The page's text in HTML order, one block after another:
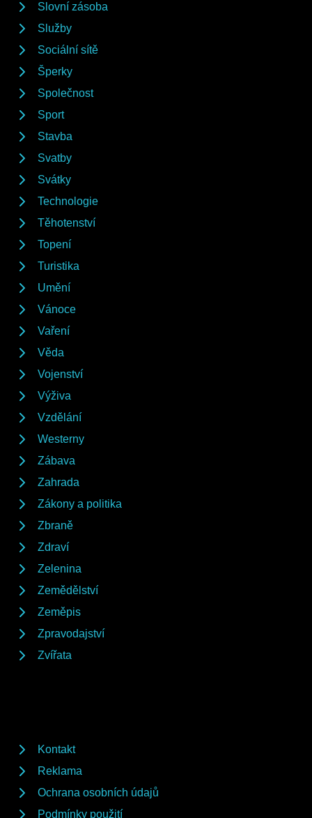
Slovní zásoba
Služby
Sociální sítě
Šperky
Společnost
Sport
Stavba
Svatby
Svátky
Technologie
Těhotenství
Topení
Turistika
Umění
Vánoce
Vaření
Věda
Vojenství
Výživa
Vzdělání
Westerny
Zábava
Zahrada
Zákony a politika
Zbraně
Zdraví
Zelenina
Zemědělství
Zeměpis
Zpravodajství
Zvířata
Kontakt
Reklama
Ochrana osobních údajů
Podmínky použití